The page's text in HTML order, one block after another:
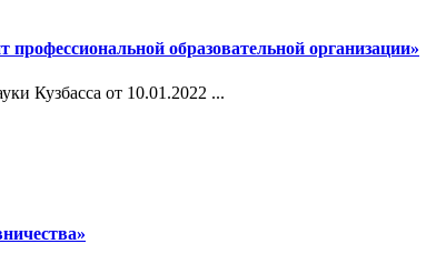
образовательной организации»
Кузбасса от 10.01.2022 ...